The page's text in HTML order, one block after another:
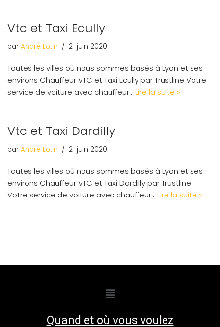
Vtc et Taxi Ecully
par André Lotin 21 juin 2020
Toutes les villes où nous sommes basés à Lyon et ses
environs Chauffeur VTC et Taxi Ecully par Trustline Votre
service de voiture avec chauffeur…Lire la suite »
Vtc et Taxi Dardilly
par André Lotin 21 juin 2020
Toutes les villes où nous sommes basés à Lyon et ses
environs Chauffeur VTC et Taxi Dardilly par Trustline
Votre service de voiture avec chauffeur…Lire la suite »
Quand et où vous voulez